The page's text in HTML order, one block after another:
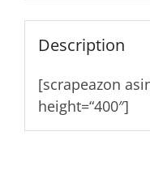
Description
[scrapeazon
height=“400″]